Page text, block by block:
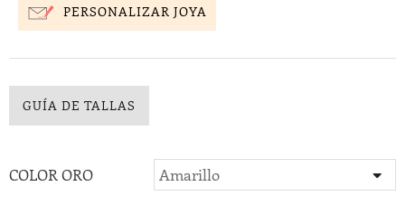
PERSONALIZAR JOYA
GUÍA DE TALLAS
COLOR ORO